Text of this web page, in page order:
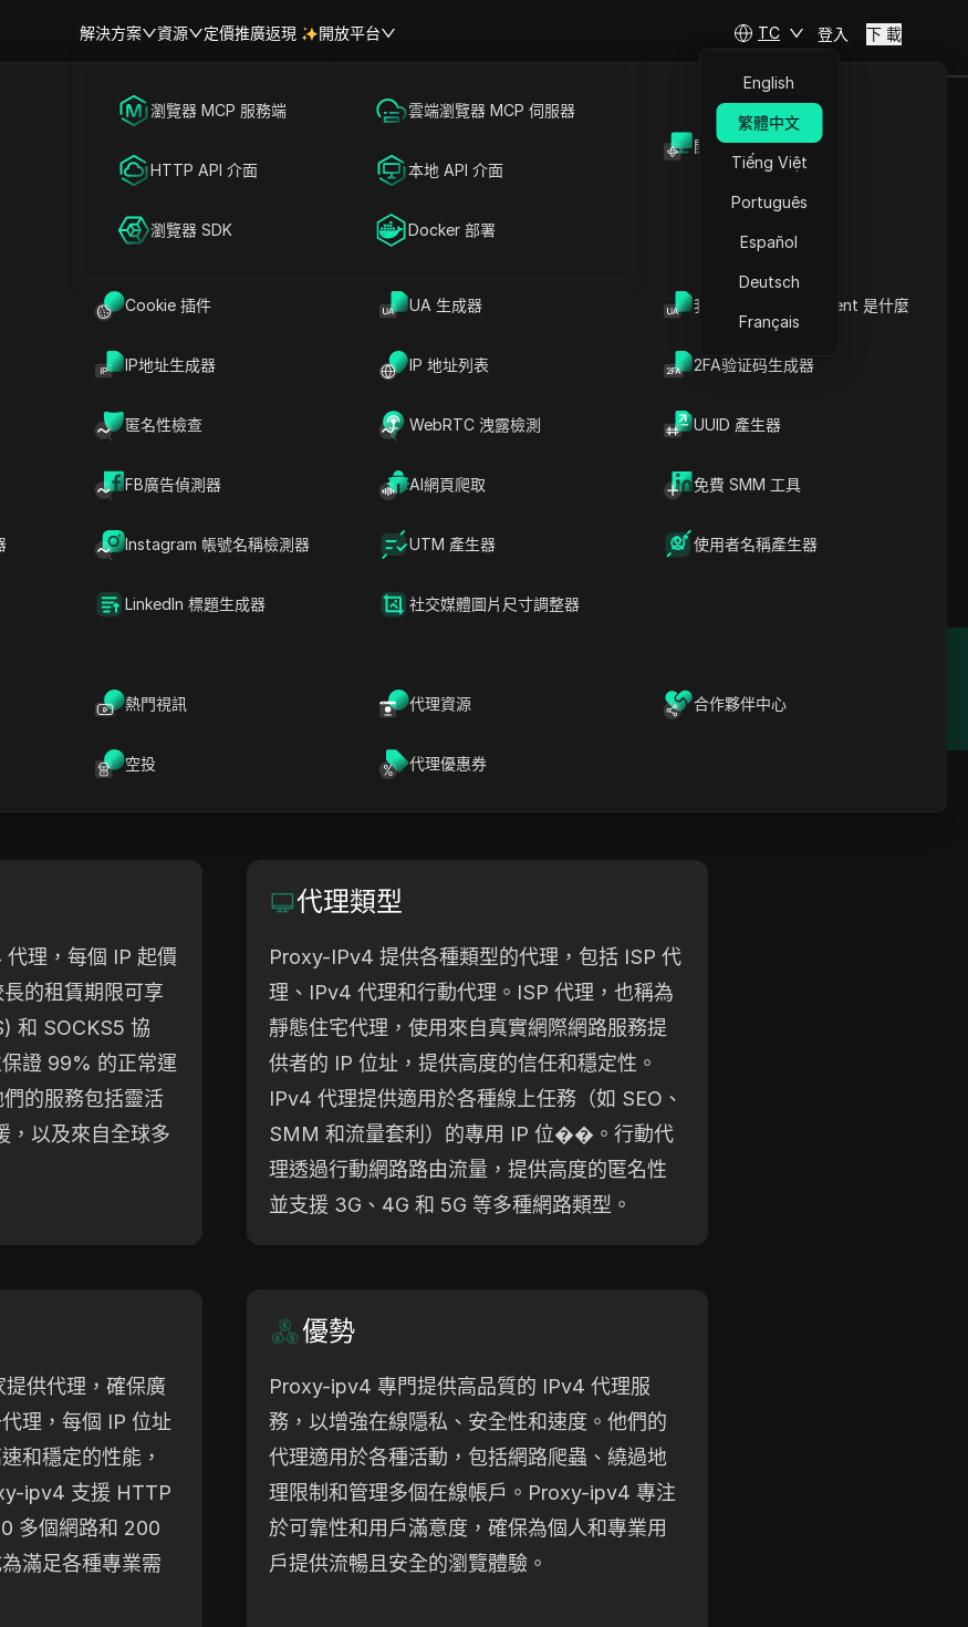
解決方案
海外社媒營銷
廣告投放
帳號共享
資源
開放API
Cookie 插件 UA 生成器 我的瀏覽器 User Agent 是什麼
IP地址生成器 IP 地址列表 2FA验证码生成器
匿名性檢查 WebRTC 洩露檢測 UUID 產生器
FB廣告偵測器 AI網頁爬取 免費 SMM 工具
Instagram 帳號名稱檢測器 UTM 產生器 使用者名稱產生器
LinkedIn 標題生成器 社交媒體圖片尺寸調整器
熱門視訊 代理資源 合作夥伴中心
空投 代理優惠券
定價推廣返現 開放平台
瀏覽器 MCP 服務端 雲端瀏覽器 MCP 伺服器
HTTP API 介面 本地 API 介面
瀏覽器 SDK Docker 部署
TC
English
繁體中文
Tiếng Việt
Português
Español
Deutsch
Français
登入 下 載
在Claude中開啟
案
？
代理，確保安全快速的網路訪問。非常適合社交媒體行銷、投注和網路爬蟲，
。Proxy-IPv4 的 99% 正常運行時間和高速連接保證了可靠的性能。其個人儀
理，滿足了精通技術的用戶和企業的需求。
N/A
理，每個 IP 起價
的租賃期限可享
和 SOCKS5 協
證 99% 的正常運
的服務包括靈活
，以及來自全球多
代理類型
Proxy-IPv4 提供各種類型的代理，包括 ISP 代
理、IPv4 代理和行動代理。ISP 代理，也稱為
靜態住宅代理，使用來自真實網際網路服務提
供者的 IP 位址，提供高度的信任和穩定性。
IPv4 代理提供適用於各種線上任務（如 SEO、
SMM 和流量套利）的專用 IP 位��。行動代
理透過行動網路路由流量，提供高度的匿名性
並支援 3G、4G 和 5G 等多種網路類型。
供代理，確保廣
理，每個 IP 位址
和穩定的性能，
ipv4 支援 HTTP
多個網路和 200
滿足各種專業需
優勢
Proxy-ipv4 專門提供高品質的 IPv4 代理服
務，以增強在線隱私、安全性和速度。他們的
代理適用於各種活動，包括網路爬蟲、繞過地
理限制和管理多個在線帳戶。Proxy-ipv4 專注
於可靠性和用戶滿意度，確保為個人和專業用
戶提供流暢且安全的瀏覽體驗。